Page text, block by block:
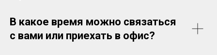
В какое время можно связаться
с вами или приехать в офис?